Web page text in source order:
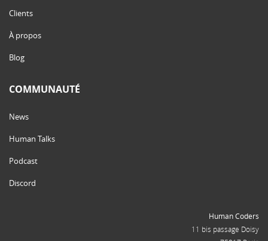
Clients
À propos
Blog
COMMUNAUTÉ
News
Human Talks
Podcast
Discord
Human Coders
11 bis passage Doisy